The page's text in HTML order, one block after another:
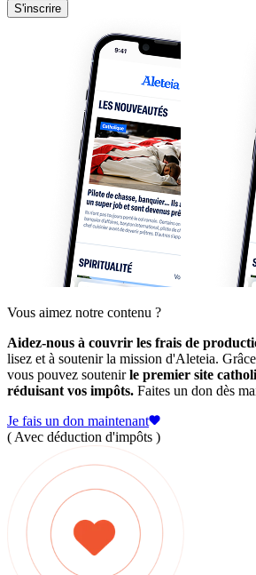
S'inscrire
Vous aimez notre contenu ?
Aidez-nous à couvrir les frais de
lisez et à soutenir la mission d'Aleteia.
vous pouvez soutenirle premier site
réduisant vos impôts. Faites un don dès
Je fais un don maintenant
( Avec déduction d'impôts )